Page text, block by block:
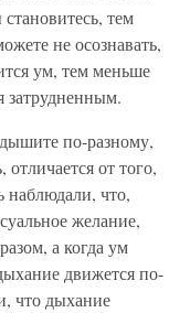
тем
не осознавать,
ум, тем меньше
затрудненным.
по-разному,
от того,
наблюдали, что,
желание,
а когда ум
движется по-
что дыхание